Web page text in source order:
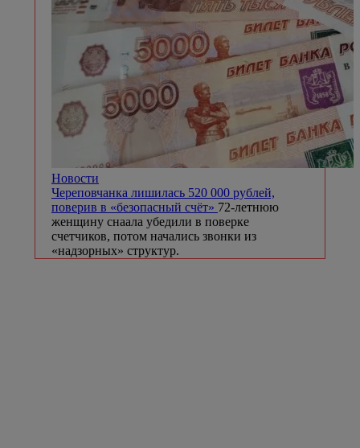
Новости
Череповчанка лишилась 520 000 рублей,
поверив в «безопасный счёт» 72-летнюю
женщину снаала убедили в поверке
счетчиков, потом начались звонки из
«надзорных» структур.